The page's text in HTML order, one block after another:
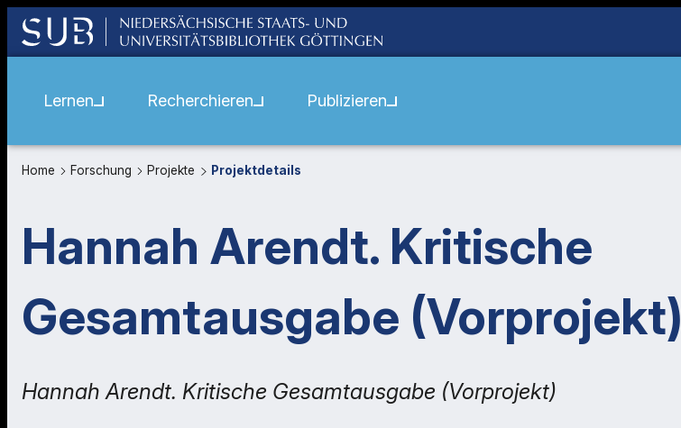
Lernen Recherchieren Publizieren
Home Forschung Projekte Projektdetails
Hannah Arendt. Kritische
Gesamtausgabe (Vorprojekt)
Hannah Arendt. Kritische Gesamtausgabe (Vorprojekt)